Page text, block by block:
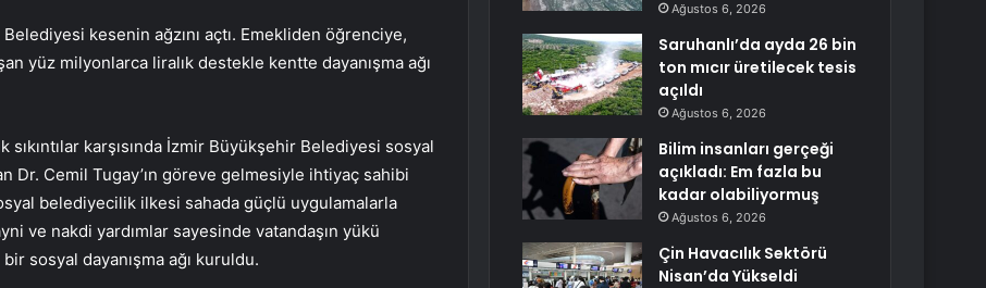
kesenin ağzını açtı. Emekliden öğrenciye,
yüz milyonlarca liralık destekle kentte dayanışma ağı
sıkıntılar karşısında İzmir Büyükşehir Belediyesi sosyal
Dr. Cemil Tugay’ın göreve gelmesiyle ihtiyaç sahibi
belediyecilik ilkesi sahada güçlü uygulamalarla
ve nakdi yardımlar sayesinde vatandaşın yükü
sosyal dayanışma ağı kuruldu.
Ağustos 6, 2026
Saruhanlı’da ayda 26 bin
ton mıcır üretilecek tesis
açıldı
Ağustos 6, 2026
Bilim insanları gerçeği
açıkladı: Em fazla bu
kadar olabiliyormuş
Ağustos 6, 2026
Çin Havacılık Sektörü
Nisan’da Yükseldi